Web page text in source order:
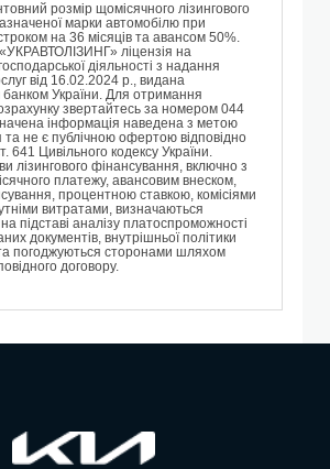
розмір щомісячного лізингового
марки автомобілю при
на 36 місяців та авансом 50%.
ліцензія на
діяльності з надання
від 16.02.2024 р., видана
України. Для отримання
звертайтесь за номером 044
інформація наведена з метою
не є публічною офертою відповідно
641 Цивільного кодексу України.
лізингового фінансування, включно з
платежу, авансовим внеском,
процентною ставкою, комісіями
витратами, визначаються
підставі аналізу платоспроможності
документів, внутрішньої політики
погоджуються сторонами шляхом
договору.